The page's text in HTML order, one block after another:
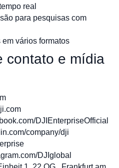
real
para pesquisas com
vários formatos
contato e mídia
DJIEnterpriseOfficial
company/dji
DJIglobal